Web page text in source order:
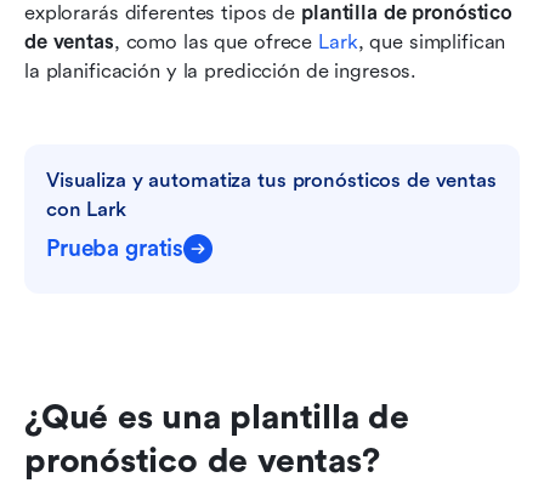
explorarás diferentes tipos de plantilla de pronóstico
de ventas, como las que ofrece Lark, que simplifican
la planificación y la predicción de ingresos.
Visualiza y automatiza tus pronósticos de ventas
con Lark
Prueba gratis
¿Qué es una plantilla de
pronóstico de ventas?